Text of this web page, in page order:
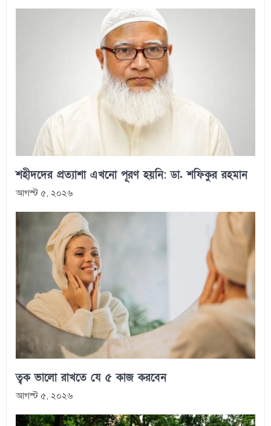
শহীদদের প্রত্যাশা এখনো পূরণ হয়নি: ডা. শফিকুর রহমান
আগস্ট ৫, ২০২৬
ত্বক ভালো রাখতে যে ৫ কাজ করবেন
আগস্ট ৫, ২০২৬